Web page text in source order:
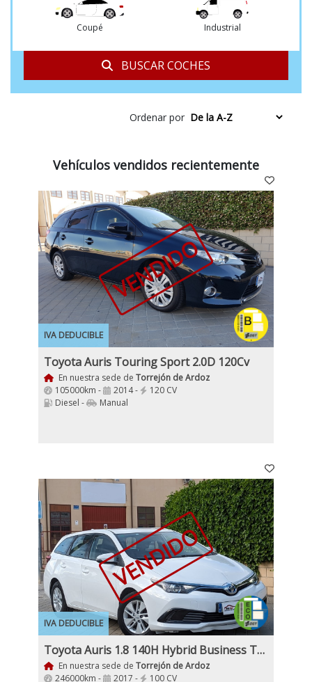
Coupé Industrial
BUSCAR COCHES
Ordenar por
Vehículos vendidos recientemente
IVA DEDUCIBLE
VENDIDO
Toyota Auris Touring Sport 2.0D 120Cv
En nuestra sede de Torrejón de Ardoz
105000km -
2014 -
120 CV
Diesel -
Manual
IVA DEDUCIBLE
VENDIDO
Toyota Auris 1.8 140H Hybrid Business Touring Sports Etiqueta ECO
En nuestra sede de Torrejón de Ardoz
246000km -
2017 -
100 CV